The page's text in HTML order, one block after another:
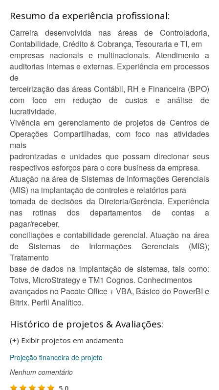
Resumo da experiência profissional:
Carreira desenvolvida nas áreas de Controladoria,
Contabilidade, Crédito & Cobrança, Tesouraria e TI, em
empresas nacionais e multinacionais. Atendimento a
auditorias internas e externas. Experiência em processos
de
terceirização das áreas Contábil, RH e Financeira (BPO)
com foco em redução de custos e análise de
lucratividade.
Vivência em gerenciamento de projetos de Centros de
Operações Compartilhadas, com foco nas atividades
mais
padronizadas e unidades que possam direcionar seus
respectivos esforços para o core business da empresa.
Atuação na área de Sistemas de Informações Gerenciais
(MIS) na implantação de controles e relatórios para
tomada de decisões da Diretoria/Gerência. Experiência
nas rotinas dos departamentos de contas a
pagar/receber,
conciliações e contabilidade gerencial. Atuação na área
de Sistemas de Informações Gerenciais (MIS);
Tratamento
base de dados na implantação de sistemas, tais como:
Totvs, MicroStrategy e TM1 Cognos. Conhecimentos
avançados no Pacote Office + VBA, Básico do PowerBI e
Bitrix. Perfil Analítico.
Histórico de projetos & Avaliações:
(+) Exibir projetos em andamento
Projeção financeira de projeto
Nenhum comentário